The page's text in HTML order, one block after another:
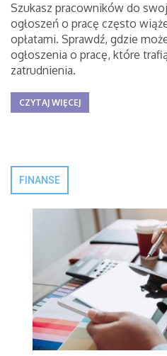
Szukasz pracowników do
ogłoszeń o pracę często
opłatami. Sprawdź, gdzie
ogłoszenia o pracę, które
zatrudnienia.
CZYTAJ WIĘCEJ
FINANSE